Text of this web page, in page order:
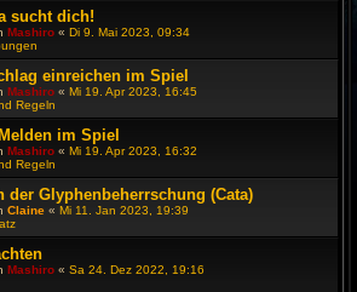
sucht dich!
Mashiro « Di 9. Mai 2023, 09:34
einreichen im Spiel
Mashiro « Mi 19. Apr 2023, 16:45
Regeln
im Spiel
Mashiro « Mi 19. Apr 2023, 16:32
Regeln
der Glyphenbeherrschung (Cata)
Claine « Mi 11. Jan 2023, 19:39
Mashiro « Sa 24. Dez 2022, 19:16